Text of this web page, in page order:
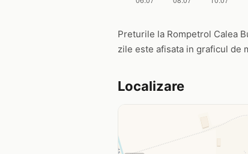
Preturile la Rompetrol Calea
zile este afisata in graficul de
Localizare